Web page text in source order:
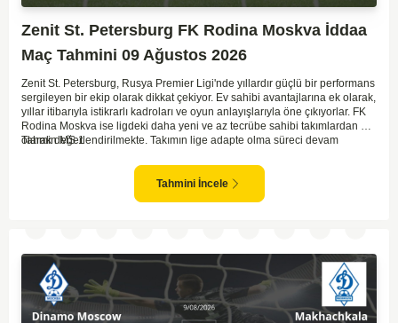
Zenit St. Petersburg FK Rodina Moskva İddaa
Maç Tahmini 09 Ağustos 2026
Zenit St. Petersburg, Rusya Premier Ligi'nde yıllardır güçlü bir performans
sergileyen bir ekip olarak dikkat çekiyor. Ev sahibi avantajlarına ek olarak,
yıllar itibarıyla istikrarlı kadroları ve oyun anlayışlarıyla öne çıkıyorlar. FK
Rodina Moskva ise ligdeki daha yeni ve az tecrübe sahibi takımlardan biri
olarak değerlendirilmekte. Takımın lige adapte olma süreci devam
Zenit'in ev sahibi avantajı ve daha tecrübeli kadrosu göz önüne
alındığında, maçın genel seyri Zenit'in kontrolünde geçebilir. Bu faktörlerle
birlikte, Zenit'in net bir galibiyete ulaşması olası görünüyor.
Tahmin MS 1
Tahmini İncele